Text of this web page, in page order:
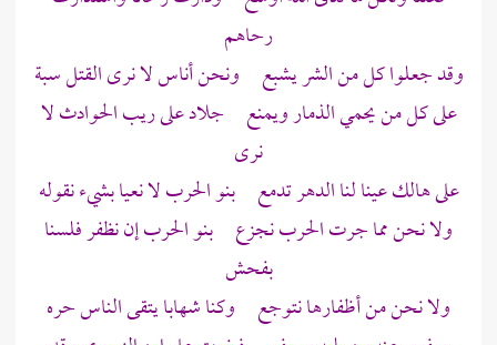
رحاهم
وقد جعلوا كل من الشر يشبع ونحن أناس لا نرى القتل سبة
على كل من يحمي الذمار ويمنع جلاد على ريب الحوادث لا
نرى
على هالك عينا لنا الدهر تدمع بنو الحرب لا نعيا بشيء نقوله
ولا نحن مما جرت الحرب نجزع بنو الحرب إن نظفر فلسنا
بفحش
ولا نحن من أظفارها نتوجع وكنا شهابا يتقى الناس حره